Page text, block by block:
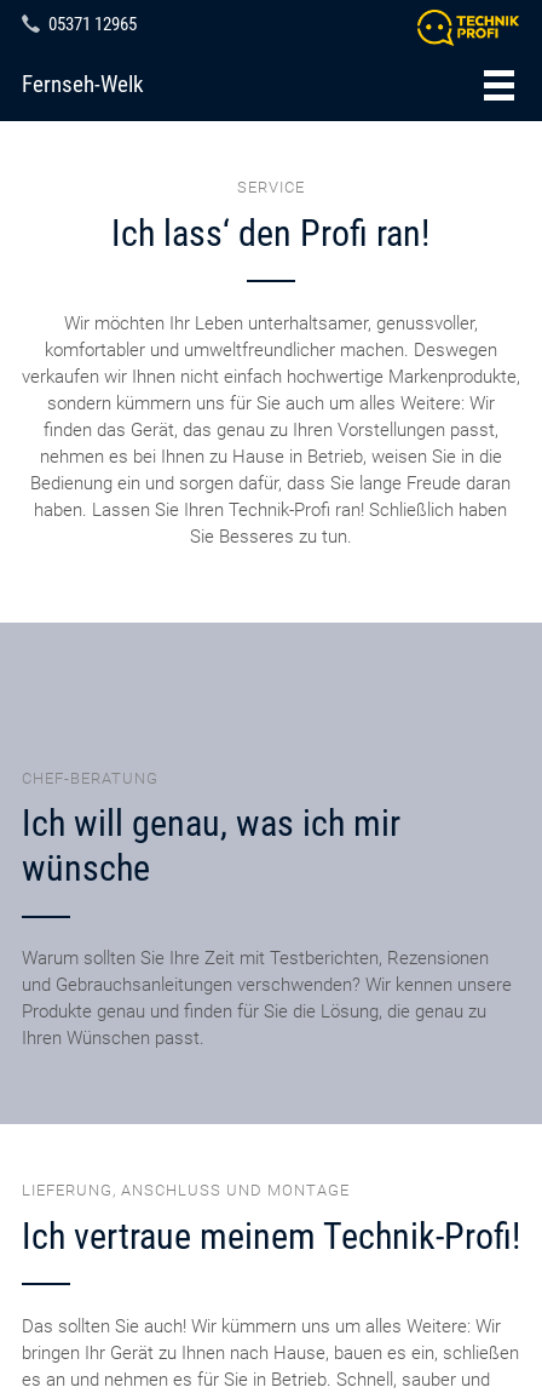
05371 12965
Fernseh-Welk
SERVICE
Ich lass‘ den Profi ran!
Wir möchten Ihr Leben unterhaltsamer, genussvoller,
komfortabler und umweltfreundlicher machen. Deswegen
verkaufen wir Ihnen nicht einfach hochwertige Markenprodukte,
sondern kümmern uns für Sie auch um alles Weitere: Wir
finden das Gerät, das genau zu Ihren Vorstellungen passt,
nehmen es bei Ihnen zu Hause in Betrieb, weisen Sie in die
Bedienung ein und sorgen dafür, dass Sie lange Freude daran
haben. Lassen Sie Ihren Technik-Profi ran! Schließlich haben
Sie Besseres zu tun.
CHEF-BERATUNG
Ich will genau, was ich mir
wünsche
Warum sollten Sie Ihre Zeit mit Testberichten, Rezensionen
und Gebrauchsanleitungen verschwenden? Wir kennen unsere
Produkte genau und finden für Sie die Lösung, die genau zu
Ihren Wünschen passt.
LIEFERUNG, ANSCHLUSS UND MONTAGE
Ich vertraue meinem Technik-Profi!
Das sollten Sie auch! Wir kümmern uns um alles Weitere: Wir
bringen Ihr Gerät zu Ihnen nach Hause, bauen es ein, schließen
es an und nehmen es für Sie in Betrieb. Schnell, sauber und